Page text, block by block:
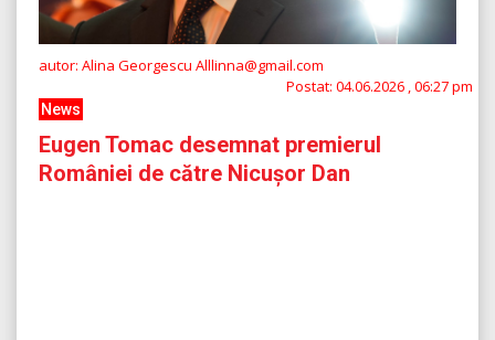
autor: Alina Georgescu Alllinna@gmail.com
Postat: 04.06.2026 , 06:27 pm
News
Eugen Tomac desemnat premierul
României de către Nicușor Dan